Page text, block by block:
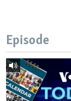
Episode